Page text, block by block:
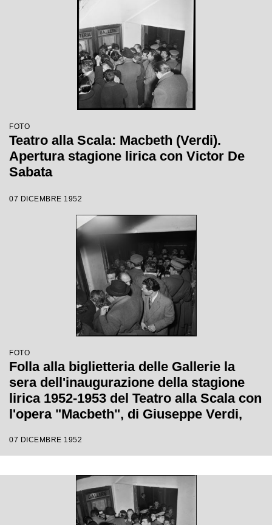
FOTO
Teatro alla Scala: Macbeth (Verdi).
Apertura stagione lirica con Victor De
Sabata
07 DICEMBRE 1952
FOTO
Folla alla biglietteria delle Gallerie la
sera dell'inaugurazione della stagione
lirica 1952-1953 del Teatro alla Scala con
l'opera "Macbeth", di Giuseppe Verdi,
di Carl Ebert
07 DICEMBRE 1952